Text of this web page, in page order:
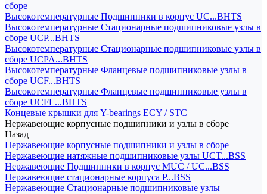
сборе
Высокотемпературные Подшипники в корпус UC...BHTS
Высокотемпературные Стационарные подшипниковые узлы в
сборе UCP...BHTS
Высокотемпературные Стационарные подшипниковые узлы в
сборе UCPA...BHTS
Высокотемпературные Фланцевые подшипниковые узлы в
сборе UCF...BHTS
Высокотемпературные Фланцевые подшипниковые узлы в
сборе UCFL...BHTS
Концевые крышки для Y-bearings ECY / STC
Нержавеющие корпусные подшипники и узлы в сборе
Назад
Нержавеющие корпусные подшипники и узлы в сборе
Нержавеющие натяжные подшипниковые узлы UCT...BSS
Нержавеющие Подшипники в корпус MUC / UC...BSS
Нержавеющие стационарные корпуса P...BSS
Нержавеющие Стационарные подшипниковые узлы